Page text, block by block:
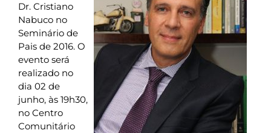
Dr. Cristiano
Nabuco no
Seminário de
Pais de 2016. O
evento será
realizado no
dia 02 de
junho, às 19h30,
no Centro
Comunitário